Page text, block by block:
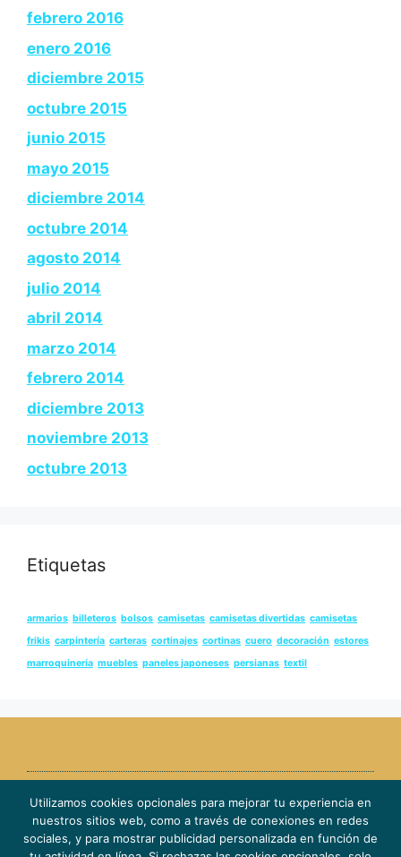
febrero 2016
enero 2016
diciembre 2015
octubre 2015
junio 2015
mayo 2015
diciembre 2014
octubre 2014
agosto 2014
julio 2014
abril 2014
marzo 2014
febrero 2014
diciembre 2013
noviembre 2013
octubre 2013
Etiquetas
armarios billeteros bolsos camisetas camisetas divertidas camisetas
frikis carpintería carteras cortinajes cortinas cuero decoración estores
marroquinería muebles paneles japoneses persianas textil
© 2022 Todos los derechos reservados |Política de
cookies|Política de privacidad
Utilizamos cookies opcionales para mejorar tu experiencia en
nuestros sitios web, como a través de conexiones en redes
sociales, y para mostrar publicidad personalizada en función de